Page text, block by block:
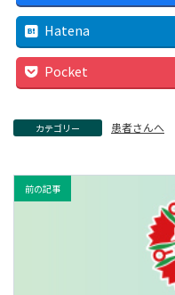
Hatena
Pocket
カテゴリー 患者さんへ
前の記事